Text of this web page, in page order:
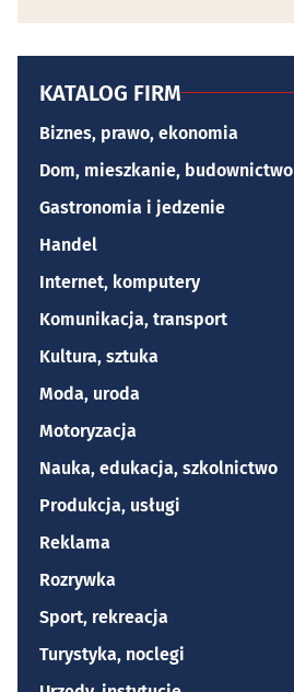
KATALOG FIRM
Biznes, prawo, ekonomia
Dom, mieszkanie, budownictwo
Gastronomia i jedzenie
Handel
Internet, komputery
Komunikacja, transport
Kultura, sztuka
Moda, uroda
Motoryzacja
Nauka, edukacja, szkolnictwo
Produkcja, usługi
Reklama
Rozrywka
Sport, rekreacja
Turystyka, noclegi